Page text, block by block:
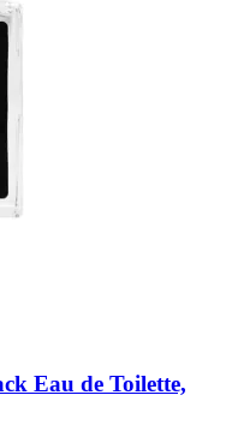
Eau de Toilette,